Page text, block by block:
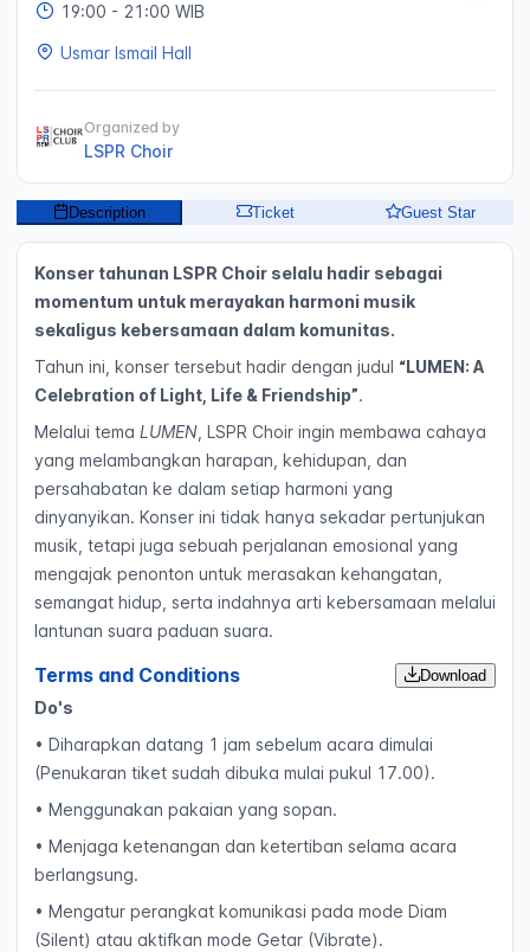
19:00 - 21:00 WIB
Usmar Ismail Hall
Organized by
LSPR Choir
Description Ticket Guest Star
Konser tahunan LSPR Choir selalu hadir sebagai
momentum untuk merayakan harmoni musik
sekaligus kebersamaan dalam komunitas.
Tahun ini, konser tersebut hadir dengan judul “LUMEN: A
Celebration of Light, Life & Friendship”.
Melalui tema LUMEN , LSPR Choir ingin membawa cahaya
yang melambangkan harapan, kehidupan, dan
persahabatan ke dalam setiap harmoni yang
dinyanyikan. Konser ini tidak hanya sekadar pertunjukan
musik, tetapi juga sebuah perjalanan emosional yang
mengajak penonton untuk merasakan kehangatan,
semangat hidup, serta indahnya arti kebersamaan melalui
lantunan suara paduan suara.
Terms and Conditions Download
Do's
• Diharapkan datang 1 jam sebelum acara dimulai
(Penukaran tiket sudah dibuka mulai pukul 17.00).
• Menggunakan pakaian yang sopan.
• Menjaga ketenangan dan ketertiban selama acara
berlangsung.
• Mengatur perangkat komunikasi pada mode Diam
(Silent) atau aktifkan mode Getar (Vibrate).